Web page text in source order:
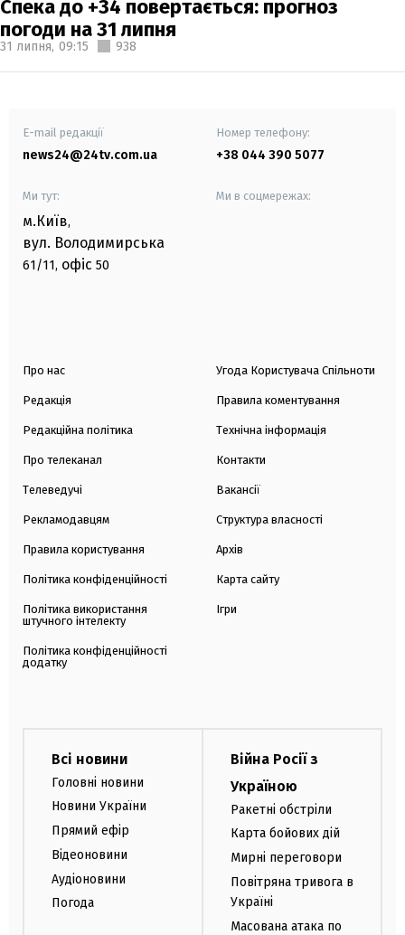
Спека до +34 повертається: прогноз
погоди на 31 липня
31 липня, 09:15 938
E-mail редакції
news24@24tv.com.ua
Номер телефону:
+38 044 390 5077
Ми тут:
м.Київ,
вул. Володимирська
61/11, офіс 50
Ми в соцмережах:
Про нас
Редакція
Редакційна політика
Про телеканал
Телеведучі
Рекламодавцям
Правила користування
Політика конфіденційності
Політика використання
штучного інтелекту
Політика конфіденційності
додатку
Угода Користувача Спільноти
Правила коментування
Технічна інформація
Контакти
Вакансії
Структура власності
Архів
Карта сайту
Ігри
Всі новини
Головні новини
Новини України
Прямий ефір
Відеоновини
Аудіоновини
Погода
Війна Росії з
Україною
Ракетні обстріли
Карта бойових дій
Мирні переговори
Повітряна тривога в
Україні
Масована атака по